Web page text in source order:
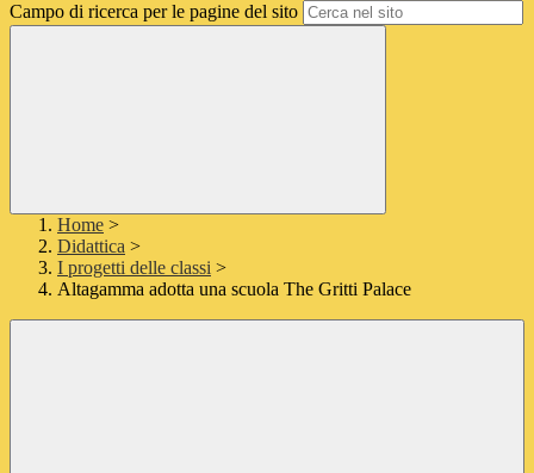
Campo di ricerca per le pagine del sito
Home >
Didattica >
I progetti delle classi >
Altagamma adotta una scuola The Gritti Palace